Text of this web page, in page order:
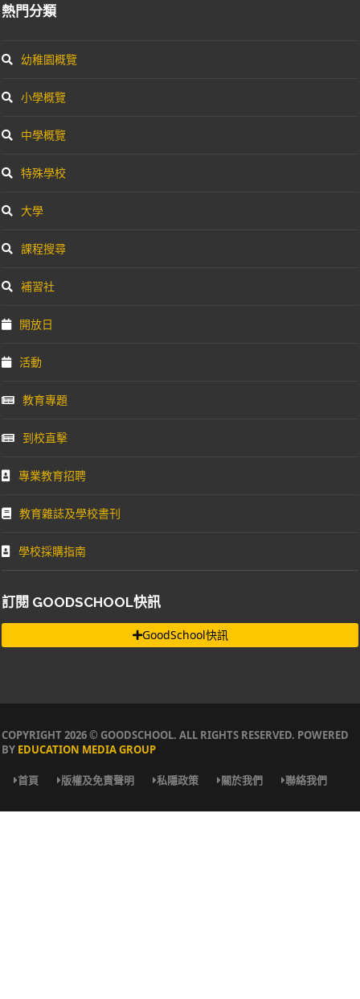
熱門分類
幼稚園概覽
小學概覽
中學概覽
特殊學校
大學
課程搜尋
補習社
開放日
活動
教育專題
到校直擊
專業教育招聘
教育雜誌及學校書刊
學校採購指南
訂閱 GOODSCHOOL快訊
GoodSchool快訊
COPYRIGHT 2026 © GOODSCHOOL. ALL RIGHTS RESERVED. POWERED
BY EDUCATION MEDIA GROUP
首頁 版權及免責聲明 私隱政策 關於我們 聯絡我們